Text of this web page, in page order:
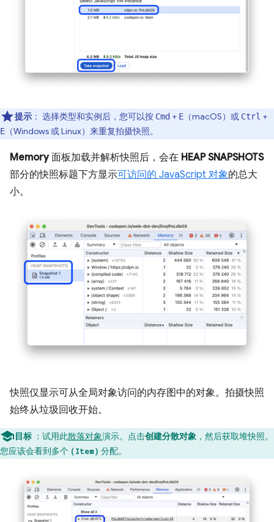
提示 ： 选择类型和实例后，您可以按 Cmd + E （macOS）或 Ctrl +
E （Windows 或 Linux）来重复拍摄快照。
Memory面板加载并解析快照后，会在 HEAP SNAPSHOTS
部分的快照标题下方显示可访问的 JavaScript 对象的总大
小。
快照仅显示可从全局对象访问的内存图中的对象。拍摄快照
始终从垃圾回收开始。
目标 ：试用此散落对象演示。点击创建分散对象 ，然后获取堆快照。
您应该会看到多个 (Item) 分配。